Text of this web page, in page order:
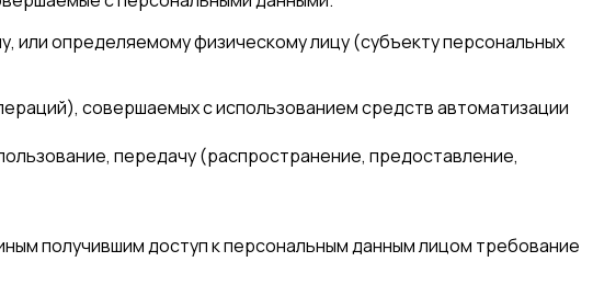
или определяемому физическому лицу (субъекту персональных
совершаемых с использованием средств автоматизации
передачу (распространение, предоставление,
получившим доступ к персональным данным лицом требование